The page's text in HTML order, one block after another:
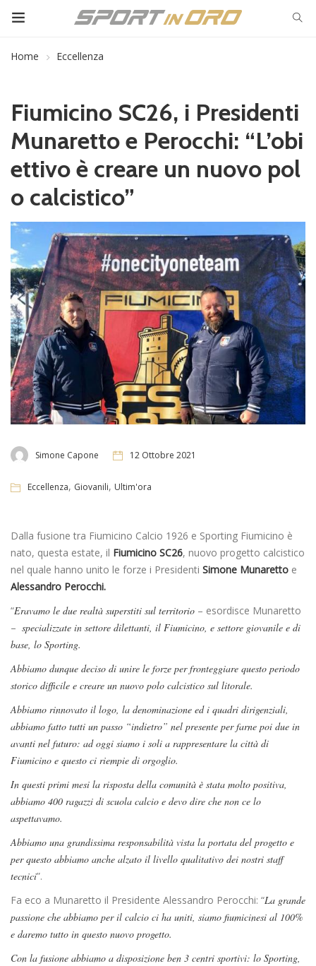
Home Eccellenza
Fiumicino SC26, i Presidenti
Munaretto e Perocchi: “L’obi
ettivo è creare un nuovo pol
o calcistico”
Simone Capone 12 Ottobre 2021
Eccellenza, Giovanili, Ultim'ora
Dalla fusione tra Fiumicino Calcio 1926 e Sporting Fiumicino è
nato, questa estate, il Fiumicino SC26, nuovo progetto calcistico
nel quale hanno unito le forze i Presidenti Simone Munaretto e
Alessandro Perocchi.
“Eravamo le due realtà superstiti sul territorio – esordisce Munaretto
– specializzate in settore dilettanti, il Fiumicino, e settore giovanile e di
base, lo Sporting.
Abbiamo dunque deciso di unire le forze per fronteggiare questo periodo
storico difficile e creare un nuovo polo calcistico sul litorale.
Abbiamo rinnovato il logo, la denominazione ed i quadri dirigenziali,
abbiamo fatto tutti un passo “indietro” nel presente per farne poi due in
avanti nel futuro: ad oggi siamo i soli a rappresentare la città di
Fiumicino e questo ci riempie di orgoglio.
In questi primi mesi la risposta della comunità è stata molto positiva,
abbiamo 400 ragazzi di scuola calcio e devo dire che non ce lo
aspettavamo.
Abbiamo una grandissima responsabilità vista la portata del progetto e
per questo abbiamo anche alzato il livello qualitativo dei nostri staff
tecnici”.
Fa eco a Munaretto il Presidente Alessandro Perocchi: “La grande
passione che abbiamo per il calcio ci ha uniti, siamo fiumicinesi al 100%
e daremo tutto in questo nuovo progetto.
Con la fusione abbiamo a disposizione ben 3 centri sportivi: lo Sporting,